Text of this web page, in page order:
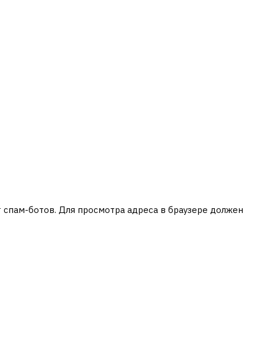
ботов. Для просмотра адреса в браузере должен